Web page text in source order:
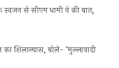
स्वजन से सीएम धामी ने की बात,
शिलान्यास, बोले- ‘मुल्लावादी